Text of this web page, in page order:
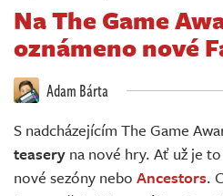
Živě
Na The Game
oznámeno nové
Adam Bárta
S nadcházejícím The Game
teasery na nové hry. Ať už je
nové sezóny nebo Ancestors.